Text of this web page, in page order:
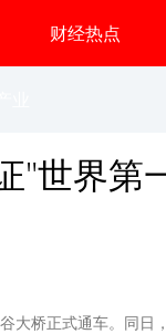
财经热点
"世界第
桥正式通车。同日